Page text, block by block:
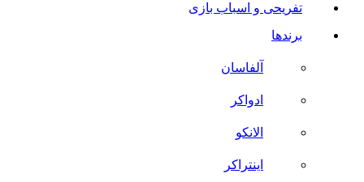
تفریحی و اسباب بازی
برندها
آلفاسان
ادواکر
الانکو
اینتراکر